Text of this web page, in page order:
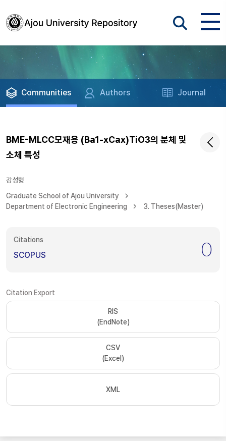
Communities Authors Journal
BME-MLCC모재용 (Ba1-xCax)TiO3의 분체 및
소체 특성
강성형
Graduate School of Ajou University
Department of Electronic Engineering
3. Theses(Master)
Citations
SCOPUS 0
Citation Export
RIS
(EndNote)
CSV
(Excel)
XML